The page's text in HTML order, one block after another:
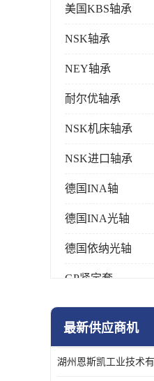
美国KBS轴承
NSK轴承
NEY轴承
耐尔优轴承
NSK机床轴承
NSK进口轴承
德国INA轴
德国INA光轴
德国依纳光轴
GP紧定套
SKF轴承
日本NSK进口轴承
最新供应商机